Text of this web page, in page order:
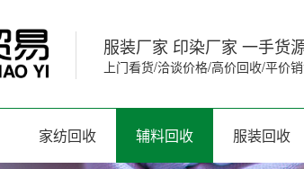
服装厂家 印染厂家 一手货
上门看货/洽谈价格/高价回收/平价
家纺回收 辅料回收 服装回收